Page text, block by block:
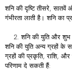
शनि की दृष्टि तीसरे, सातवें
गंभीरता लाती है। शनि का
शनि की युति और शुभ
शनि की युति अन्य ग्रहों के
ग्रहों की प्रकृति, राशि, और
परिणाम दे सकती हैं: